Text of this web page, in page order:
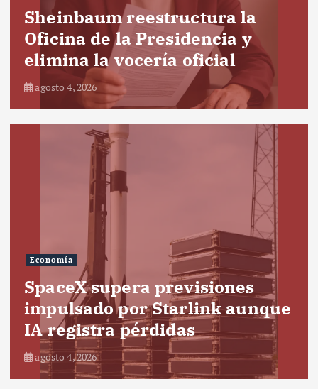
Sheinbaum reestructura la
Oficina de la Presidencia y
elimina la vocería oficial
agosto 4, 2026
Economía
SpaceX supera previsiones
impulsado por Starlink aunque
IA registra pérdidas
agosto 4, 2026